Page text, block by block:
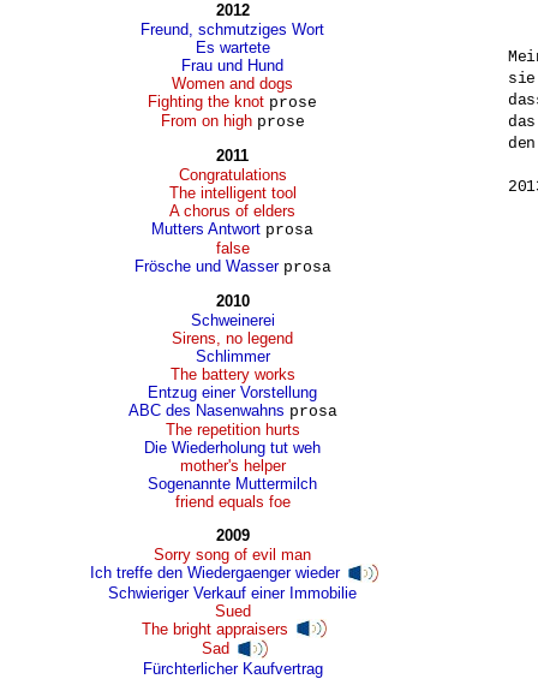
2012
Freund, schmutziges Wort
Es wartete
Frau und Hund
Women and dogs
Fighting the knot prose
From on high prose
2011
Congratulations
The intelligent tool
A chorus of elders
Mutters Antwort prosa
false
Frösche und Wasser prosa
2010
Schweinerei
Sirens, no legend
Schlimmer
The battery works
Entzug einer Vorstellung
ABC des Nasenwahns prosa
The repetition hurts
Die Wiederholung tut weh
mother's helper
Sogenannte Muttermilch
friend equals foe
2009
Sorry song of evil man
Ich treffe den Wiedergaenger wieder
Schwieriger Verkauf einer Immobilie
Sued
The bright appraisers
Sad
Fürchterlicher Kaufvertrag